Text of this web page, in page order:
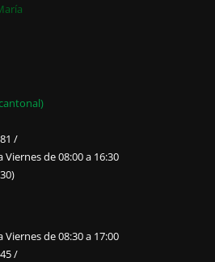
/
Viernes de 08:00 a 16:30
Viernes de 08:30 a 17:00
/